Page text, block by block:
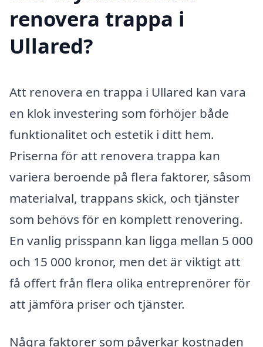
renovera trappa i
Ullared?
Att renovera en trappa i Ullared kan vara
en klok investering som förhöjer både
funktionalitet och estetik i ditt hem.
Priserna för att renovera trappa kan
variera beroende på flera faktorer, såsom
materialval, trappans skick, och tjänster
som behövs för en komplett renovering.
En vanlig prisspann kan ligga mellan 5 000
och 15 000 kronor, men det är viktigt att
få offert från flera olika entreprenörer för
att jämföra priser och tjänster.
Några faktorer som påverkar kostnaden